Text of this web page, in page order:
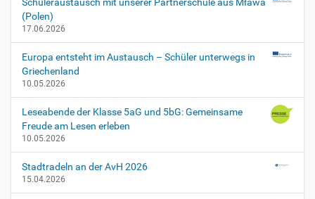
(Polen)
17.06.2026
Europa entsteht im Austausch – Schüler unterwegs in
Griechenland
10.05.2026
Leseabende der Klasse 5aG und 5bG: Gemeinsame
Freude am Lesen erleben
10.05.2026
Stadtradeln an der AvH 2026
15.04.2026